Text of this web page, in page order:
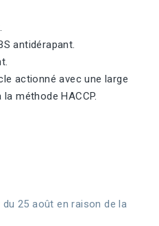
antidérapant.
actionné avec une large
méthode HACCP.
25 août en raison de la